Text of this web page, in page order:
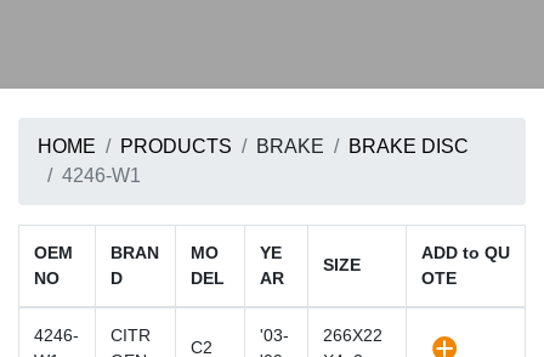
HOME PRODUCTS BRAKE
BRAKE DISC
4246-W1
OEM
NO
BRAN
D
MO
DEL
YE
AR
SIZE
ADD to QU
OTE
4246-
CITR
C2
'03-
266X22